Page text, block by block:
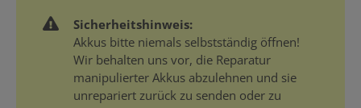
Sicherheitshinweis:
Akkus bitte niemals selbstständig öffnen!
Wir behalten uns vor, die Reparatur
manipulierter Akkus abzulehnen und sie
unrepariert zurück zu senden oder zu